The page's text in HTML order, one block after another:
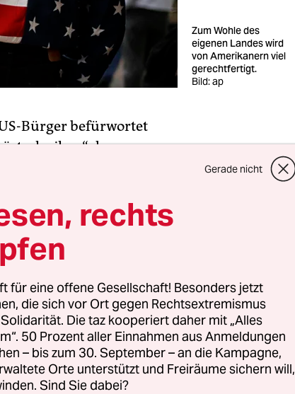
Zum Wohle des
eigenen Landes wird
von Amerikanern viel
gerechtfertigt.
Bild: ap
Bürger befürwortet
des
Montag veröffentlichte
51 Prozent an, die
gerechtfertigt. 29
20 Prozent keine
der Meinung, man
die dazu beitrugen,
meinten, dies sei
Gerade nicht
rechts
für eine offene Gesellschaft! Besonders jetzt
die sich vor Ort gegen Rechtsextremismus
Die taz kooperiert daher mit „Alles
50 Prozent aller Einnahmen aus Anmeldungen
– bis zum 30. September – an die Kampagne,
Orte unterstützt und Freiräume sichern will,
Sind Sie dabei?